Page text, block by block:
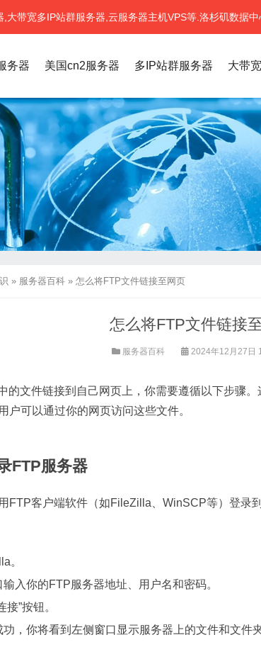
带宽多IP站群服务器,云服务器主机VPS等.洛杉矶数据
务器 美国cn2服务器 多IP站群服务器 大带
» 服务器百科 » 怎么将FTP文件链接至网页
怎么将FTP文件链接
服务器百科 2024年12月27日
的文件链接到自己网页上，你需要遵循以下步骤
户可以通过你的网页访问这些文件。
FTP服务器
FTP客户端软件（如FileZilla、WinSCP等）登录
。
入你的FTP服务器地址、用户名和密码。
接”按钮。
功，你将看到左侧窗口显示服务器上的文件和文件